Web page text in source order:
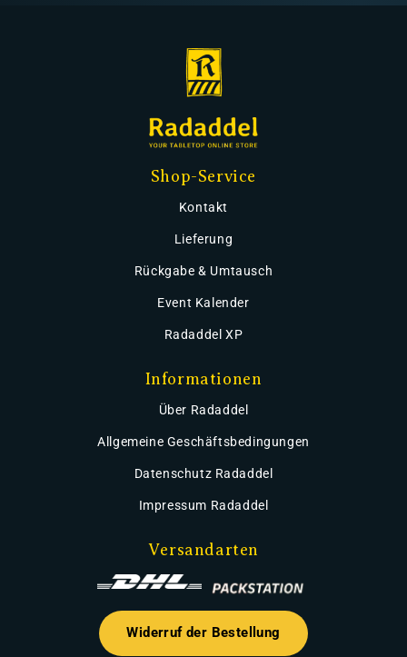
Shop-Service
Kontakt
Lieferung
Rückgabe & Umtausch
Event Kalender
Radaddel XP
Informationen
Über Radaddel
Allgemeine Geschäftsbedingungen
Datenschutz Radaddel
Impressum Radaddel
Versandarten
Widerruf der Bestellung